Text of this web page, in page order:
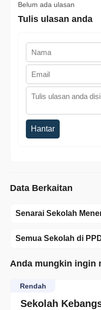
Belum ada ulasan
Tulis ulasan anda
Hantar
Data Berkaitan
Senarai Sekolah
Semua Sekolah di
Anda mungkin ingin
Sekolah
Rendah